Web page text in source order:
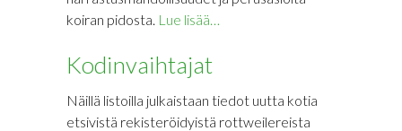
koiran pidosta. Lue lisää…
Kodinvaihtajat
Näillä listoilla julkaistaan tiedot uutta kotia
etsivistä rekisteröidyistä rottweilereista